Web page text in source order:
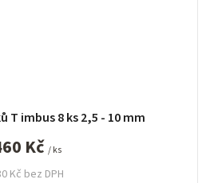
T imbus 8 ks 2,5 - 10 mm
Kč bez DPH
Kč / ks